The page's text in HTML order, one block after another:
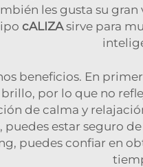
les gusta su
cALIZAsirve para
beneficios. En
por lo que no
de calma y
puedes estar seguro
puedes confiar en